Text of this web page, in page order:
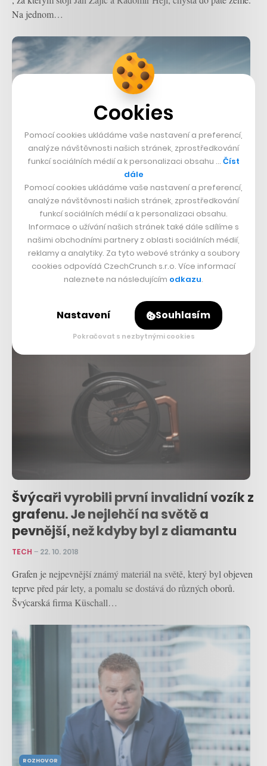
Na jednom…
Tesla Model 3 pod milion korun se má
prodávat do půl roku. Elon Musk
potřebuje efektivnější výrobu
TECH–23. 10. 2018
Svůj dosud nejdostupnější elektromobil představila Tesla v roce
který bude začínat už na 35…
Švýcaři vyrobili první invalidní vozík z
grafenu. Je nejlehčí na světě a
pevnější, než kdyby byl z diamantu
TECH – 22. 10. 2018
Grafen je nejpevnější známý materiál na světě, který byl objeven
teprve před pár lety, a pomalu se dostává do různých oborů.
Švýcarská firma Küschall…
ROZHOVOR
Cookies
Pomocí cookies ukládáme vaše nastavení a preferencí,
analýze návštěvnosti našich stránek, zprostředkování
funkcí sociálních médií a k personalizaci obsahu … Číst
dále
Pomocí cookies ukládáme vaše nastavení a preferencí,
analýze návštěvnosti našich stránek, zprostředkování
funkcí sociálních médií a k personalizaci obsahu.
Informace o užívání našich stránek také dále sdílíme s
našimi obchodními partnery z oblasti sociálních médií,
reklamy a analytiky. Za tyto webové stránky a soubory
cookies odpovídá CzechCrunch s.r.o. Více informací
naleznete na následujícím odkazu.
Nastavení Souhlasím
Pokračovat s nezbytnými cookies